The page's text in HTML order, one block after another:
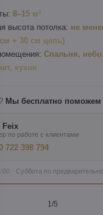
8–15 м²
высота потолка: не
+ 30 см цепь)
Спальня,
кухня
Мы бесплатно
Feix
по работе с клиентами
722 398 794
· Суббота по
1/5